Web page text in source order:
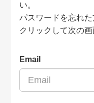
い。
パスワードを忘れ
クリックして次の
Email